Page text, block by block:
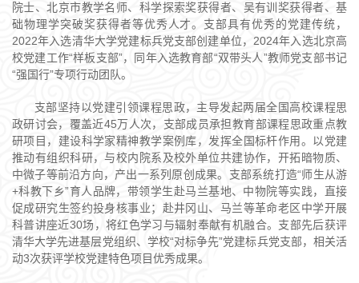
院士、北京市教学名师、科学探索奖获得者、吴有训奖获得者、基
础物理学突破奖获得者等优秀人才。支部具有优秀的党建传统，
2022年入选清华大学党建标兵党支部创建单位，2024年入选北京高
校党建工作“样板支部”，同年入选教育部“双带头人”教师党支部书记
“强国行”专项行动团队。
支部坚持以党建引领课程思政，主导发起两届全国高校课程思
政研讨会，覆盖近45万人次，支部成员承担教育部课程思政重点教
研项目，建设科学家精神教学案例库，发挥全国标杆作用。以党建
推动有组织科研，与校内院系及校外单位共建协作，开拓暗物质、
中微子等前沿方向，产出一系列原创成果。支部系统打造“师生从游
+科教下乡”育人品牌，带领学生赴马兰基地、中物院等实践，直接
促成研究生签约投身核事业；赴井冈山、马兰等革命老区中学开展
科普讲座近30场，将红色学习与辐射奉献有机融合。支部先后获评
清华大学先进基层党组织、学校“对标争先”党建标兵党支部，相关活
动3次获评学校党建特色项目优秀成果。